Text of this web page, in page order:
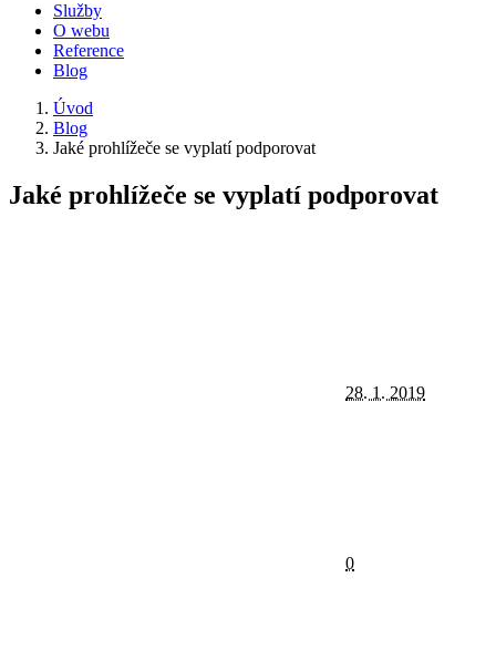
Služby
O webu
Reference
Blog
Úvod
Blog
Jaké prohlížeče se vyplatí podporovat
Jaké prohlížeče se vyplatí podporovat
28. 1. 2019
0